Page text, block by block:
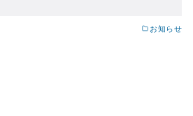
お知らせ